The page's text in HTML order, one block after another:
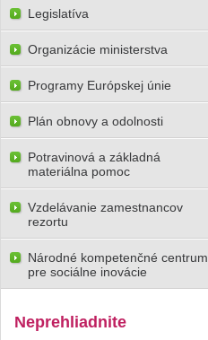
Legislatíva
Organizácie ministerstva
Programy Európskej únie
Plán obnovy a odolnosti
Potravinová a základná
materiálna pomoc
Vzdelávanie zamestnancov
rezortu
Národné kompetenčné centrum
pre sociálne inovácie
Neprehliadnite